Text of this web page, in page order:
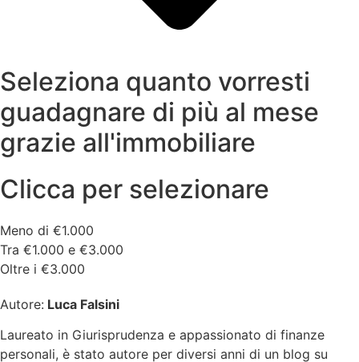
Seleziona quanto vorresti
guadagnare di più al mese
grazie all'immobiliare
Clicca per selezionare
Meno di €1.000
Tra €1.000 e €3.000
Oltre i €3.000
Autore: Luca Falsini
Laureato in Giurisprudenza e appassionato di finanze
personali, è stato autore per diversi anni di un blog su